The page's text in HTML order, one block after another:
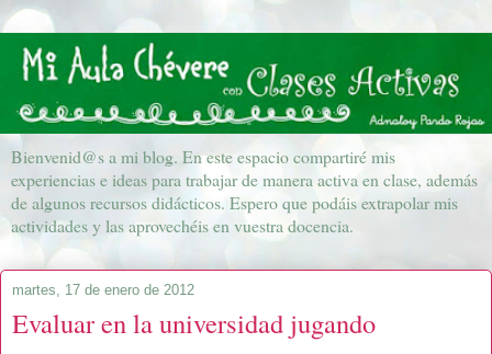
Bienvenid@s a mi blog. En este espacio compartiré mis
experiencias e ideas para trabajar de manera activa en clase, además
de algunos recursos didácticos. Espero que podáis extrapolar mis
actividades y las aprovechéis en vuestra docencia.
martes, 17 de enero de 2012
Evaluar en la universidad jugando